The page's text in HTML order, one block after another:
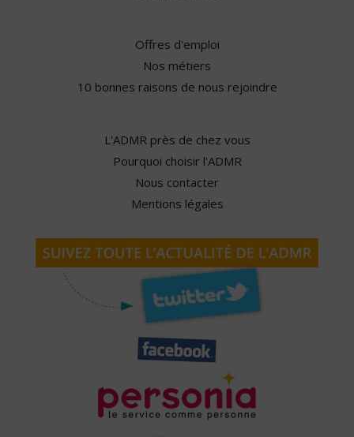
Offres d'emploi
Nos métiers
10 bonnes raisons de nous rejoindre
L'ADMR près de chez vous
Pourquoi choisir l'ADMR
Nous contacter
Mentions légales